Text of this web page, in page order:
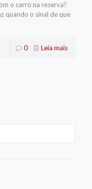
o carro na reserva?
quando o sinal de que
0 Leia mais